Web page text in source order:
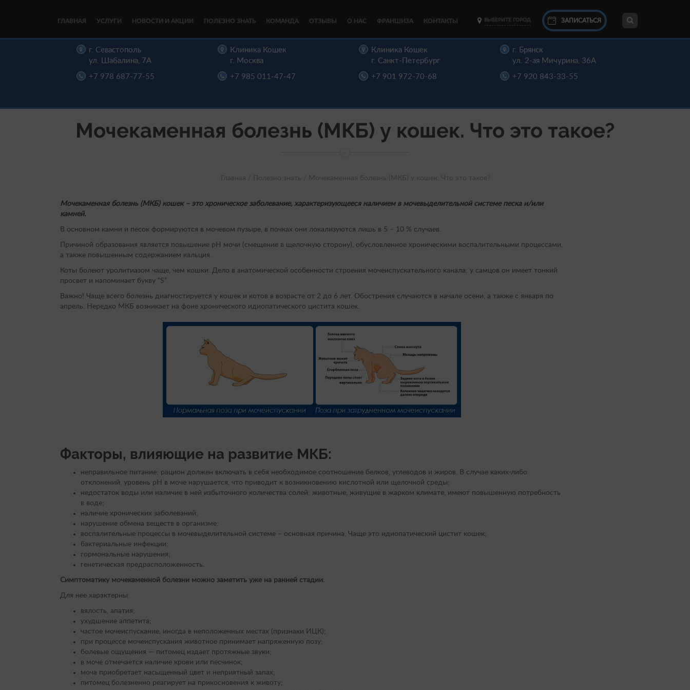
ГЛАВНАЯ УСЛУГИ НОВОСТИ И АКЦИИ ПОЛЕЗНО ЗНАТЬ КОМАНДА ОТЗЫВЫ О НАС ФРАНШИЗА КОНТАКТЫ ВЫБЕРИТЕ ГОРОД ЗАПИСАТЬСЯ
г. Севастополь
ул. Шабалина, 7А
+7 978 687-77-55
Клиника Кошек
г. Москва
+7 985 011-47-47
Клиника Кошек
г. Санкт-Петербург
+7 901 972-70-68
г. Брянск
ул. 2-ая Мичурина, 36А
+7 920 843-33-55
Мочекаменная болезнь (МКБ) у кошек. Что это такое?
Главная / Полезно знать / Мочекаменная болезнь (МКБ) у кошек. Что это такое?
Мочекаменная болезнь (МКБ) кошек – это хроническое заболевание, характеризующееся наличием в мочевыделительной системе песка и/или
камней.
В основном камни и песок формируются в мочевом пузыре, в почках они локализуются лишь в 5 – 10 % случаев.
Причиной образования является повышение рН мочи (смещение в щелочную сторону), обусловленное хроническими воспалительными процессами,
а также повышенным содержанием кальция.
Коты болеют уролитиазом чаще, чем кошки. Дело в анатомической особенности строения мочеиспускательного канала: у самцов он имеет тонкий
просвет и напоминает букву “S”.
Важно! Чаще всего болезнь диагностируется у кошек и котов в возрасте от 2 до 6 лет. Обострения случаются в начале осени, а также с января по
апрель. Нередко МКБ возникает на фоне хронического идиопатического цистита кошек.
Факторы, влияющие на развитие МКБ:
неправильное питание: рацион должен включать в себя необходимое соотношение белков, углеводов и жиров. В случае каких-либо
отклонений, уровень рН в моче нарушается, что приводит к возникновению кислотной или щелочной среды;
недостаток воды или наличие в ней избыточного количества солей: животные, живущие в жарком климате, имеют повышенную потребность
в воде;
наличие хронических заболеваний;
нарушение обмена веществ в организме;
воспалительные процессы в мочевыделительной системе – основная причина. Чаще это идиопатический цистит кошек;
бактериальные инфекции;
гормональные нарушения;
генетическая предрасположенность.
Симптоматику мочекаменной болезни можно заметить уже на ранней стадии.
Для нее характерны:
вялость, апатия;
ухудшение аппетита;
частое мочеиспускание, иногда в неположенных местах (признаки ИЦК);
при процессе мочеиспускания животное принимает напряженную позу;
болевые ощущения — питомец издает протяжные звуки;
в моче отмечается наличие крови или песчинок;
моча приобретает насыщенный цвет и неприятный запах;
питомец болезненно реагирует на прикосновения к животу;